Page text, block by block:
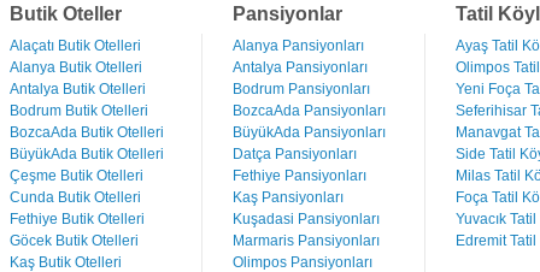
Butik Oteller
Alaçatı Butik Otelleri
Alanya Butik Otelleri
Antalya Butik Otelleri
Bodrum Butik Otelleri
BozcaAda Butik Otelleri
BüyükAda Butik Otelleri
Çeşme Butik Otelleri
Cunda Butik Otelleri
Fethiye Butik Otelleri
Göcek Butik Otelleri
Kaş Butik Otelleri
Pansiyonlar
Alanya Pansiyonları
Antalya Pansiyonları
Bodrum Pansiyonları
BozcaAda Pansiyonları
BüyükAda Pansiyonları
Datça Pansiyonları
Fethiye Pansiyonları
Kaş Pansiyonları
Kuşadasi Pansiyonları
Marmaris Pansiyonları
Olimpos Pansiyonları
Tatil
Ayaş Tatil
Olimpos
Yeni Foça
Seferihisar
Manavgat
Side Tatil
Milas Tatil
Foça Tatil
Yuvacık
Edremit